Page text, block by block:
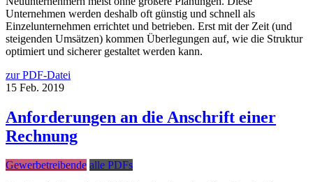
Unternehmen werden deshalb oft günstig und schnell als
Einzelunternehmen errichtet und betrieben. Erst mit der Zeit (und
steigenden Umsätzen) kommen Überlegungen auf, wie die Struktur
optimiert und sicherer gestaltet werden kann.
zur PDF-Datei
15 Feb. 2019
Anforderungen an die Anschrift einer
Rechnung
Gewerbetreibende alle PDFs